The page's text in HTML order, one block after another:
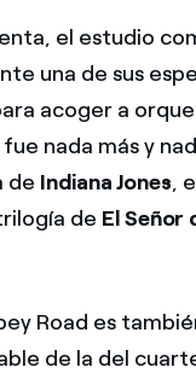
el estudio
una de sus
acoger a
nada más y
de Indiana Jones,
de El Señor
Road es
de la del